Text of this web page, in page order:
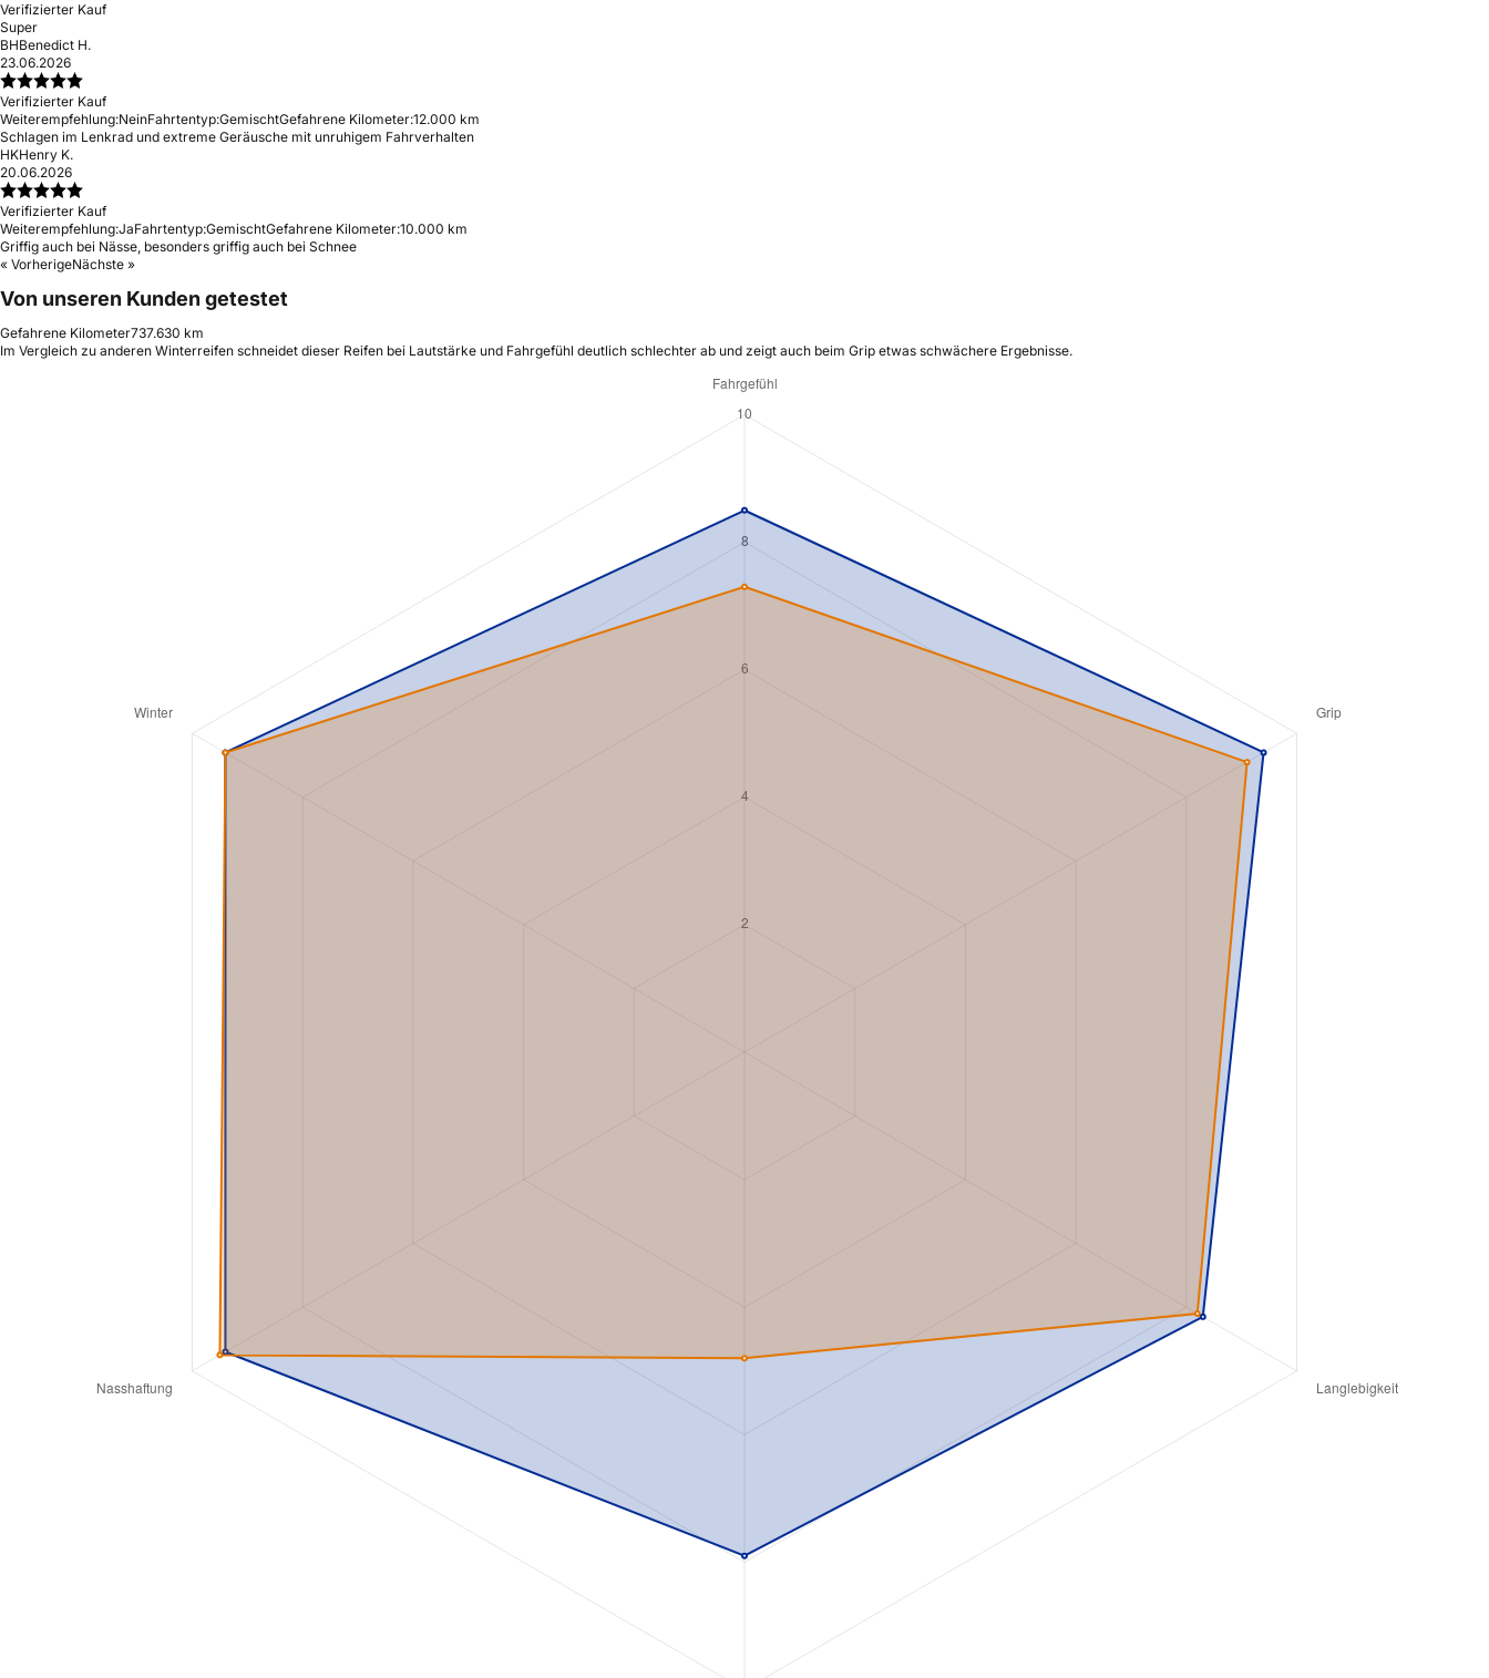
Verifizierter Kauf
Super
BHBenedict H.
23.06.2026
Verifizierter Kauf
Weiterempfehlung:NeinFahrtentyp:GemischtGefahrene Kilometer:12.000 km
Schlagen im Lenkrad und extreme Geräusche mit unruhigem Fahrverhalten
HKHenry K.
20.06.2026
Verifizierter Kauf
Weiterempfehlung:JaFahrtentyp:GemischtGefahrene Kilometer:10.000 km
Griffig auch bei Nässe, besonders griffig auch bei Schnee
« VorherigeNächste »
Von unseren Kunden getestet
Gefahrene Kilometer737.630 km
Im Vergleich zu anderen Winterreifen schneidet dieser Reifen bei Lautstärke und Fahrgefühl deutlich schlechter ab und zeigt auch beim Grip etwas schwächere Ergebnisse.